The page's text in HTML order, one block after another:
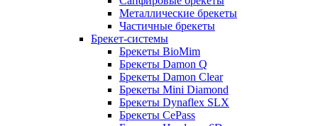
Металлические брекеты
Частичные брекеты
Брекет-системы
Брекеты BioMim
Брекеты Damon Q
Брекеты Damon Clear
Брекеты Mini Diamond
Брекеты Dynaflex SLX
Брекеты CePass